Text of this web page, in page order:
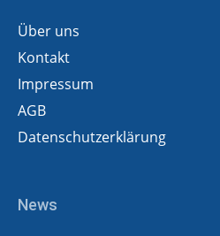
Über uns
Kontakt
Impressum
AGB
Datenschutzerklärung
News